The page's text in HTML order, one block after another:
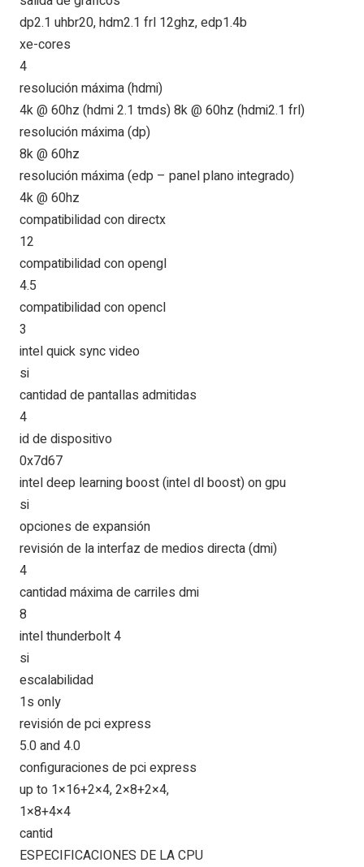
dp2.1 uhbr20, hdm2.1 frl 12ghz, edp1.4b
xe-cores
4
resolución máxima (hdmi)
4k @ 60hz (hdmi 2.1 tmds) 8k @ 60hz (hdmi2.1 frl)
resolución máxima (dp)
8k @ 60hz
resolución máxima (edp – panel plano integrado)
4k @ 60hz
compatibilidad con directx
12
compatibilidad con opengl
4.5
compatibilidad con opencl
3
intel quick sync video
si
cantidad de pantallas admitidas
4
id de dispositivo
0x7d67
intel deep learning boost (intel dl boost) on gpu
si
opciones de expansión
revisión de la interfaz de medios directa (dmi)
4
cantidad máxima de carriles dmi
8
intel thunderbolt 4
si
escalabilidad
1s only
revisión de pci express
5.0 and 4.0
configuraciones de pci express
up to 1×16+2×4, 2×8+2×4,
1×8+4×4
cantid
ESPECIFICACIONES DE LA CPU